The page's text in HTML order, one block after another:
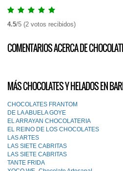
4.5/5 (2 votos recibidos)
COMENTARIOS ACERCA DE
MÁS CHOCOLATES Y HELADOS EN
CHOCOLATES FRANTOM
DE LA ABUELA GOYE
EL ARRAYAN CHOCOLATERIA
EL REINO DE LOS CHOCOLATES
LAS ARTES
LAS SIETE CABRITAS
LAS SIETE CABRITAS
TANTE FRIDA